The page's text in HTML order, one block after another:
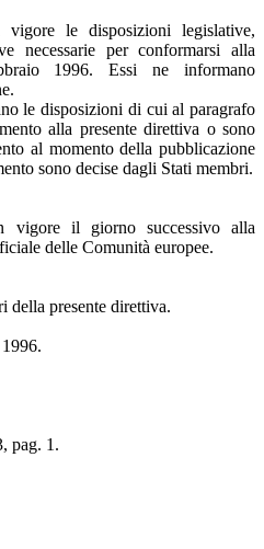
le disposizioni legislative,
necessarie per conformarsi alla
1996. Essi ne informano
le disposizioni di cui al paragrafo
alla presente direttiva o sono
al momento della pubblicazione
sono decise dagli Stati membri.
vigore il giorno successivo alla
delle Comunità europee.
della presente direttiva.
pag. 1.